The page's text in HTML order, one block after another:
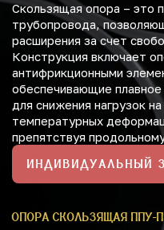
Скользящая опора – это
трубопровода,
расширения за счет
Конструкция включает
антифрикционными
обеспечивающие
для снижения нагрузок
температурных
препятствуя
ИНДИВИДУАЛЬНЫЙ
ОПОРА СКОЛЬЗЯЩАЯ ППУ-